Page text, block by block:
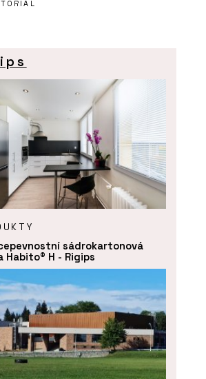
sádrokartonová
Habito® H - Rigips